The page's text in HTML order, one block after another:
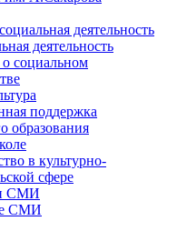
деятельность
деятельность
социальном
поддержка
образования
в культурно-
сфере
СМИ
СМИ